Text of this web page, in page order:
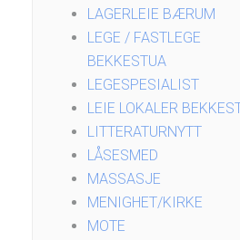
LAGERLEIE BÆRUM
LEGE / FASTLEGE
BEKKESTUA
LEGESPESIALIST
LEIE LOKALER
LITTERATURNYTT
LÅSESMED
MASSASJE
MENIGHET/KIRKE
MOTE